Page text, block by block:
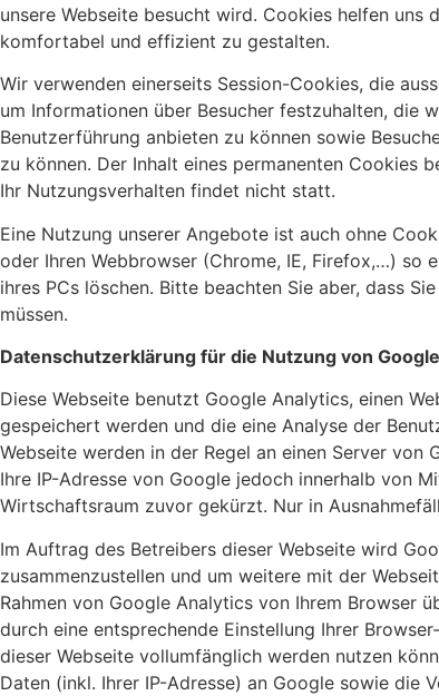
unsere Webseite besucht wird. Cookies helfen
komfortabel und effizient zu gestalten.
Wir verwenden einerseits Session-Cookies, die
um Informationen über Besucher festzuhalten, die
Benutzerführung anbieten zu können sowie
zu können. Der Inhalt eines permanenten Cookies
Ihr Nutzungsverhalten findet nicht statt.
Eine Nutzung unserer Angebote ist auch ohne
oder Ihren Webbrowser (Chrome, IE, Firefox,…) so
ihres PCs löschen. Bitte beachten Sie aber, dass
müssen.
Datenschutzerklärung für die Nutzung von
Diese Webseite benutzt Google Analytics, einen
gespeichert werden und die eine Analyse der
Webseite werden in der Regel an einen Server
Ihre IP-Adresse von Google jedoch innerhalb von
Wirtschaftsraum zuvor gekürzt. Nur in
Im Auftrag des Betreibers dieser Webseite wird
zusammenzustellen und um weitere mit der
Rahmen von Google Analytics von Ihrem Browser
durch eine entsprechende Einstellung Ihrer
dieser Webseite vollumfänglich werden nutzen
Daten (inkl. Ihrer IP-Adresse) an Google sowie die